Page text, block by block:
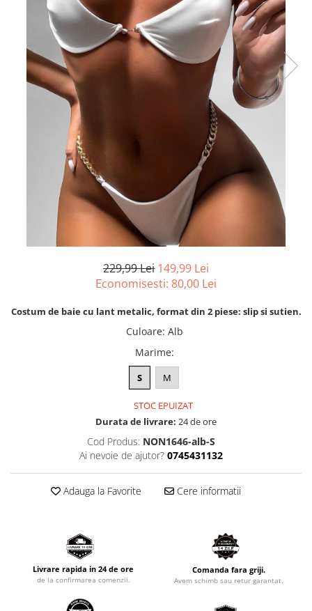
229,99 Lei 149,99 Lei
Economisesti: 80,00 Lei
Costum de baie cu lant metalic, format din 2 piese: slip si sutien.
Culoare: Alb
Marime:
S M
STOC EPUIZAT
Durata de livrare: 24 de ore
Cod Produs: NON1646-alb-S
Ai nevoie de ajutor? 0745431132
Adauga la Favorite Cere informatii
Livrare rapida in 24 de ore
de la confirmarea comenzii.
Comanda fara griji.
Avem schimb sau retur garantat.